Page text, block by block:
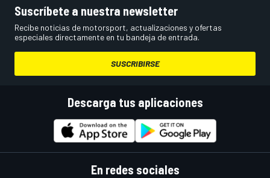
Suscríbete a nuestra newsletter
Recibe noticias de motorsport, actualizaciones y ofertas
especiales directamente en tu bandeja de entrada.
SUSCRIBIRSE
Descarga tus aplicaciones
En redes sociales